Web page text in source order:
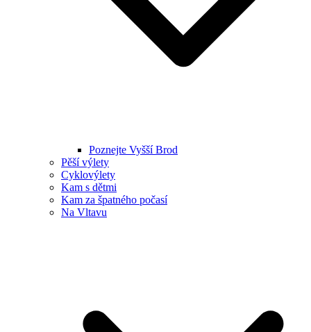
Poznejte Vyšší Brod
Pěší výlety
Cyklovýlety
Kam s dětmi
Kam za špatného počasí
Na Vltavu